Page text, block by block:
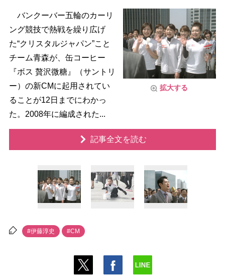
拡大する
バンクーバー五輪のカーリ
ング競技で熱戦を繰り広げ
た“クリスタルジャパン”こと
チーム青森が、缶コーヒー
『ボス 贅沢微糖』（サントリ
ー）の新CMに起用されてい
ることが12日までにわかっ
た。2008年に編成された...
記事全文を読む
#伊藤淳史 #CM